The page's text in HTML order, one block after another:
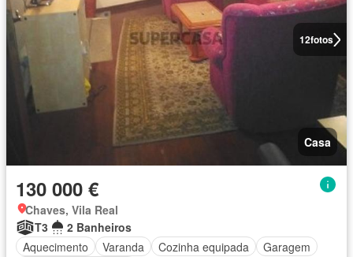
12fotos
Casa
130 000 €
Chaves, Vila Real
T3
2 Banheiros
Aquecimento
Varanda Cozinha equipada
Garagem